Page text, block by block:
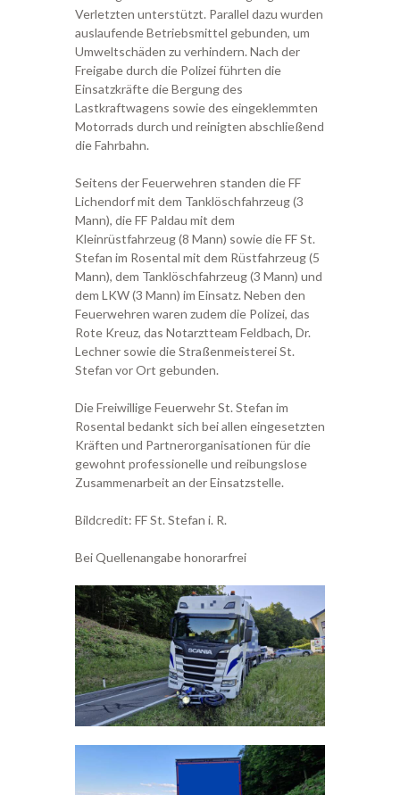
Verletzten unterstützt. Parallel dazu wurden
auslaufende Betriebsmittel gebunden, um
Umweltschäden zu verhindern. Nach der
Freigabe durch die Polizei führten die
Einsatzkräfte die Bergung des
Lastkraftwagens sowie des eingeklemmten
Motorrads durch und reinigten abschließend
die Fahrbahn.
Seitens der Feuerwehren standen die FF
Lichendorf mit dem Tanklöschfahrzeug (3
Mann), die FF Paldau mit dem
Kleinrüstfahrzeug (8 Mann) sowie die FF St.
Stefan im Rosental mit dem Rüstfahrzeug (5
Mann), dem Tanklöschfahrzeug (3 Mann) und
dem LKW (3 Mann) im Einsatz. Neben den
Feuerwehren waren zudem die Polizei, das
Rote Kreuz, das Notarztteam Feldbach, Dr.
Lechner sowie die Straßenmeisterei St.
Stefan vor Ort gebunden.
Die Freiwillige Feuerwehr St. Stefan im
Rosental bedankt sich bei allen eingesetzten
Kräften und Partnerorganisationen für die
gewohnt professionelle und reibungslose
Zusammenarbeit an der Einsatzstelle.
Bildcredit: FF St. Stefan i. R.
Bei Quellenangabe honorarfrei